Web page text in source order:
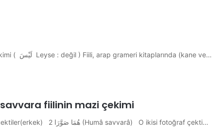
Leyse Fiilinin Çekimi ليس ليس (leyse) fiilinin çekimi ( لَيْسَ Leyse : değil ) Fiili, arap grameri kitaplarında (kane ve…
ARAPÇA FOTOĞRAF ÇEKTİ صَوَّرَ savvara fiilinin mazi çekimi
هُمْ صَوَّرُوا 3 (Hum savvarû) Onlar fotoğraf çektiler(erkek) هُمَا صَوَّرَا 2 (Humâ savvarâ) O ikisi fotoğraf çekti…